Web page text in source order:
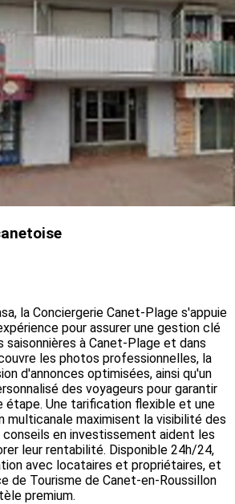
la Conciergerie Canet-Plage s'appuie
pour assurer une gestion clé
saisonnières à Canet-Plage et dans
les photos professionnelles, la
d'annonces optimisées, ainsi qu'un
des voyageurs pour garantir
étape. Une tarification flexible et une
maximisent la visibilité des
conseils en investissement aident les
leur rentabilité. Disponible 24h/24,
avec locataires et propriétaires, et
de Tourisme de Canet-en-Roussillon
premium.